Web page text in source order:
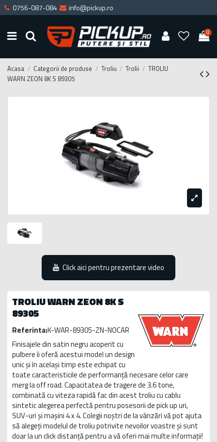
0756-087-084 info@pickup.ro
0
Acasa Categorii de produse Troliu Trolii
TROLIU
WARN ZEON 8K S 89305
Click aici pentru prezentare video
TROLIU WARN ZEON 8K S
89305
Referinta:K-WAR-89305-ZN-NOCAR
Finisajele din satin negru acoperit cu
pulbere îi oferă acestui model un design
unic și în același timp este echipat cu
toate caracteristicile de performanță necesare celor care
merg la off road. Capacitatea de tragere de 3.6 tone,
combinată cu viteza rapidă fac din acest troliu cu cablu
sintetic alegerea perfectă pentru posesorii de pick up uri,
SUV-uri și mașini 4 x 4. Colegii noștri de la vânzări vă pot ajuta
să alegeți modelul de troliu potrivite nevoilor voastre și sunt
doar la un click distanță pentru a vă oferi mai multe informații!